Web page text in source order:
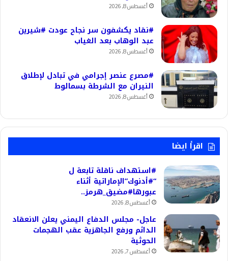
أغسطس 8, 2026
#نقاد يكشفون سر نجاح عودت #شيرين
عبد الوهاب بعد الغياب
أغسطس 8, 2026
#مصرع عنصر إجرامي في تبادل لإطلاق
النيران مع الشرطة بسمالوط
أغسطس 8, 2026
اقرأ ايضا
#استهداف ناقلة تابعة ل
“#أدنوك”الإماراتية أثناء
عبورها#مضيق_هرمز..
أغسطس 8, 2026
عاجل- مجلس الدفاع اليمني يعلن الانعقاد
الدائم ورفع الجاهزية عقب الهجمات
الحوثية
أغسطس 7, 2026